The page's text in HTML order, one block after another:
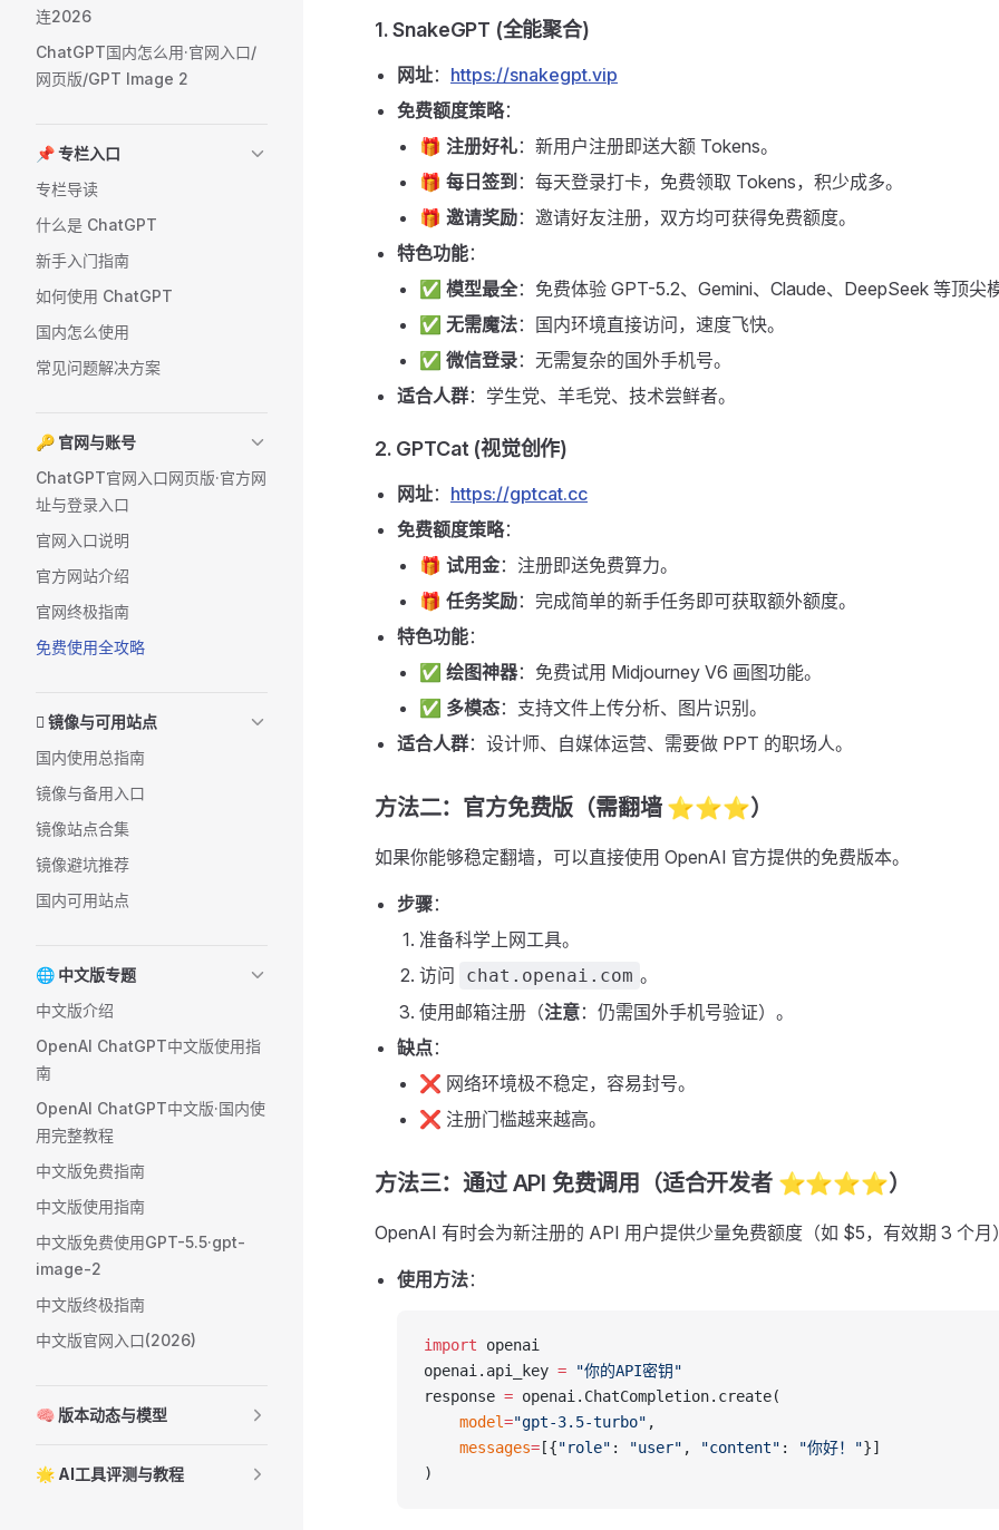
连2026
ChatGPT国内怎么用·官网入口/
网页版/GPT Image 2
📌 专栏入口
专栏导读
什么是 ChatGPT
新手入门指南
如何使用 ChatGPT
国内怎么使用
常见问题解决方案
🔑 官网与账号
ChatGPT官网入口网页版·官方网
址与登录入口
官网入口说明
官方网站介绍
官网终极指南
免费使用全攻略
🫞 镜像与可用站点
国内使用总指南
镜像与备用入口
镜像站点合集
镜像避坑推荐
国内可用站点
🌐 中文版专题
中文版介绍
OpenAI ChatGPT中文版使用指
南
OpenAI ChatGPT中文版·国内使
用完整教程
中文版免费指南
中文版使用指南
中文版免费使用GPT-5.5·gpt-
image-2
中文版终极指南
中文版官网入口(2026)
🧠 版本动态与模型
🌟 AI工具评测与教程
1. SnakeGPT (全能聚合)
网址： https://snakegpt.vip
免费额度策略：
🎁 注册好礼：新用户注册即送大额 Tokens。
🎁 每日签到 ：每天登录打卡，免费领取 Tokens，积少成多。
🎁 邀请奖励：邀请好友注册，双方均可获得免费额度。
特色功能：
✅ 模型最全：免费体验 GPT-5.2、Gemini、Claude、DeepSeek 等顶尖
✅ 无需魔法：国内环境直接访问，速度飞快。
✅ 微信登录：无需复杂的国外手机号。
适合人群：学生党、羊毛党、技术尝鲜者。
2. GPTCat (视觉创作)
网址： https://gptcat.cc
免费额度策略：
🎁 试用金：注册即送免费算力。
🎁 任务奖励：完成简单的新手任务即可获取额外额度。
特色功能：
✅ 绘图神器：免费试用 Midjourney V6 画图功能。
✅ 多模态：支持文件上传分析、图片识别。
适合人群：设计师、自媒体运营、需要做 PPT 的职场人。
方法二：官方免费版（需翻墙 ⭐⭐⭐）
如果你能够稳定翻墙，可以直接使用 OpenAI 官方提供的免费版本。
步骤：
准备科学上网工具。
访问
chat.openai.com 。
使用邮箱注册（注意：仍需国外手机号验证）。
缺点：
❌ 网络环境极不稳定，容易封号。
❌ 注册门槛越来越高。
方法三：通过 API 免费调用（适合开发者 ⭐⭐⭐⭐）
OpenAI 有时会为新注册的 API 用户提供少量免费额度（如 $5，有效期 3 个月
使用方法：
import openai
openai.api_key = "你的API密钥"
response = openai.ChatCompletion.create(
    model
="gpt-3.5-turbo" ,
    messages
= [{"role" : "user" , "content" : "你好！"}]
)